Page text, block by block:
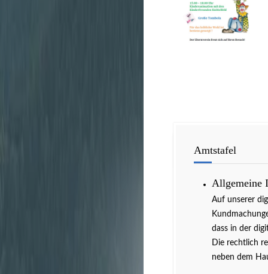
Amtstafel
Allgemeine
Auf unserer
dass in der
Die rechtlich
neben dem